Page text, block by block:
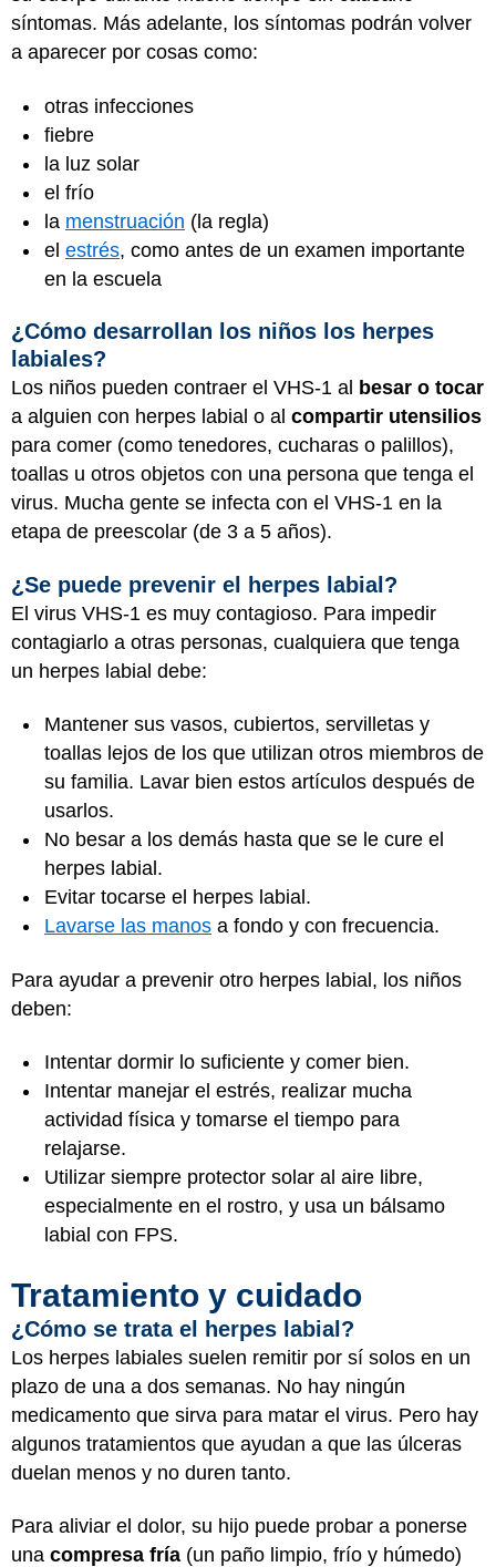
síntomas. Más adelante, los síntomas podrán volver
a aparecer por cosas como:
otras infecciones
fiebre
la luz solar
el frío
la menstruación (la regla)
el estrés, como antes de un examen importante
en la escuela
¿Cómo desarrollan los niños los herpes
labiales?
Los niños pueden contraer el VHS-1 al besar o tocar
a alguien con herpes labial o al compartir utensilios
para comer (como tenedores, cucharas o palillos),
toallas u otros objetos con una persona que tenga el
virus. Mucha gente se infecta con el VHS-1 en la
etapa de preescolar (de 3 a 5 años).
¿Se puede prevenir el herpes labial?
El virus VHS-1 es muy contagioso. Para impedir
contagiarlo a otras personas, cualquiera que tenga
un herpes labial debe:
Mantener sus vasos, cubiertos, servilletas y
toallas lejos de los que utilizan otros miembros de
su familia. Lavar bien estos artículos después de
usarlos.
No besar a los demás hasta que se le cure el
herpes labial.
Evitar tocarse el herpes labial.
Lavarse las manos a fondo y con frecuencia.
Para ayudar a prevenir otro herpes labial, los niños
deben:
Intentar dormir lo suficiente y comer bien.
Intentar manejar el estrés, realizar mucha
actividad física y tomarse el tiempo para
relajarse.
Utilizar siempre protector solar al aire libre,
especialmente en el rostro, y usa un bálsamo
labial con FPS.
Tratamiento y cuidado
¿Cómo se trata el herpes labial?
Los herpes labiales suelen remitir por sí solos en un
plazo de una a dos semanas. No hay ningún
medicamento que sirva para matar el virus. Pero hay
algunos tratamientos que ayudan a que las úlceras
duelan menos y no duren tanto.
Para aliviar el dolor, su hijo puede probar a ponerse
una compresa fría (un paño limpio, frío y húmedo)